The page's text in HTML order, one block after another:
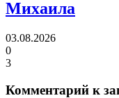
Михаила
03.08.2026
0
3
Комментарий к